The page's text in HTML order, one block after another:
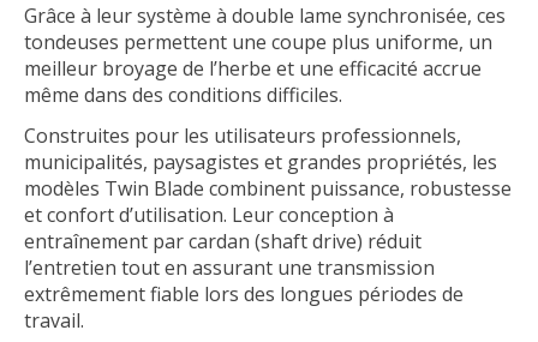
Grâce à leur système à double lame synchronisée, ces
tondeuses permettent une coupe plus uniforme, un
meilleur broyage de l’herbe et une efficacité accrue
même dans des conditions difficiles.
Construites pour les utilisateurs professionnels,
municipalités, paysagistes et grandes propriétés, les
modèles Twin Blade combinent puissance, robustesse
et confort d’utilisation. Leur conception à
entraînement par cardan (shaft drive) réduit
l’entretien tout en assurant une transmission
extrêmement fiable lors des longues périodes de
travail.